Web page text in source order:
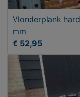
Vlonderplank
mm
€ 52,95